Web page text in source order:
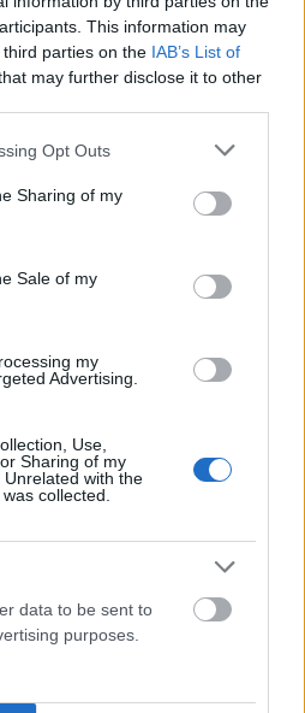
This information may
parties on the IAB’s List of
may further disclose it to other
app uses one or more Google
behaviour. You may click to
and its third-party tags to
purposes in below Google
Opt Outs
Sharing of my
Sale of my
my
Advertising.
Use,
Sharing of my
with the
collected.
data to be sent to
purposes.
«Το Ορμούζ θα ανοίξει
υποψήφιος
και
5 ΑΥΓΟΎΣΤΟΥ 2026